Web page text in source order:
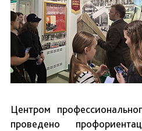
Центром
проведено